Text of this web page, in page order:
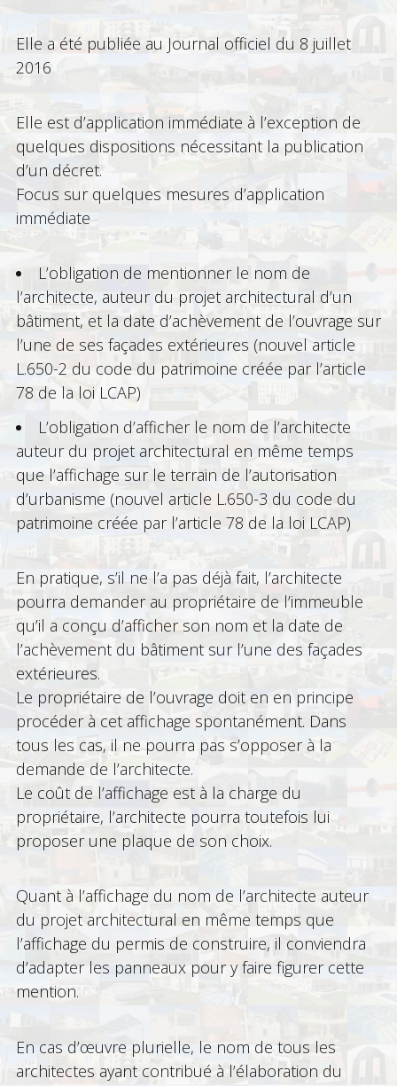
Elle a été publiée au Journal officiel du 8 juillet
2016
Elle est d’application immédiate à l’exception de
quelques dispositions nécessitant la publication
d’un décret.
Focus sur quelques mesures d’application
immédiate
L’obligation de mentionner le nom de
l’architecte, auteur du projet architectural d’un
bâtiment, et la date d’achèvement de l’ouvrage sur
l’une de ses façades extérieures (nouvel article
L.650-2 du code du patrimoine créée par l’article
78 de la loi LCAP)
L’obligation d’afficher le nom de l’architecte
auteur du projet architectural en même temps
que l’affichage sur le terrain de l’autorisation
d’urbanisme (nouvel article L.650-3 du code du
patrimoine créée par l’article 78 de la loi LCAP)
En pratique, s’il ne l’a pas déjà fait, l’architecte
pourra demander au propriétaire de l’immeuble
qu’il a conçu d’afficher son nom et la date de
l’achèvement du bâtiment sur l’une des façades
extérieures.
Le propriétaire de l’ouvrage doit en en principe
procéder à cet affichage spontanément. Dans
tous les cas, il ne pourra pas s’opposer à la
demande de l’architecte.
Le coût de l’affichage est à la charge du
propriétaire, l’architecte pourra toutefois lui
proposer une plaque de son choix.
Quant à l’affichage du nom de l’architecte auteur
du projet architectural en même temps que
l’affichage du permis de construire, il conviendra
d’adapter les panneaux pour y faire figurer cette
mention.
En cas d’œuvre plurielle, le nom de tous les
architectes ayant contribué à l’élaboration du